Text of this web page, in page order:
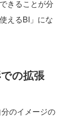
できることが分
えるBI」にな
の拡張
のイメージの